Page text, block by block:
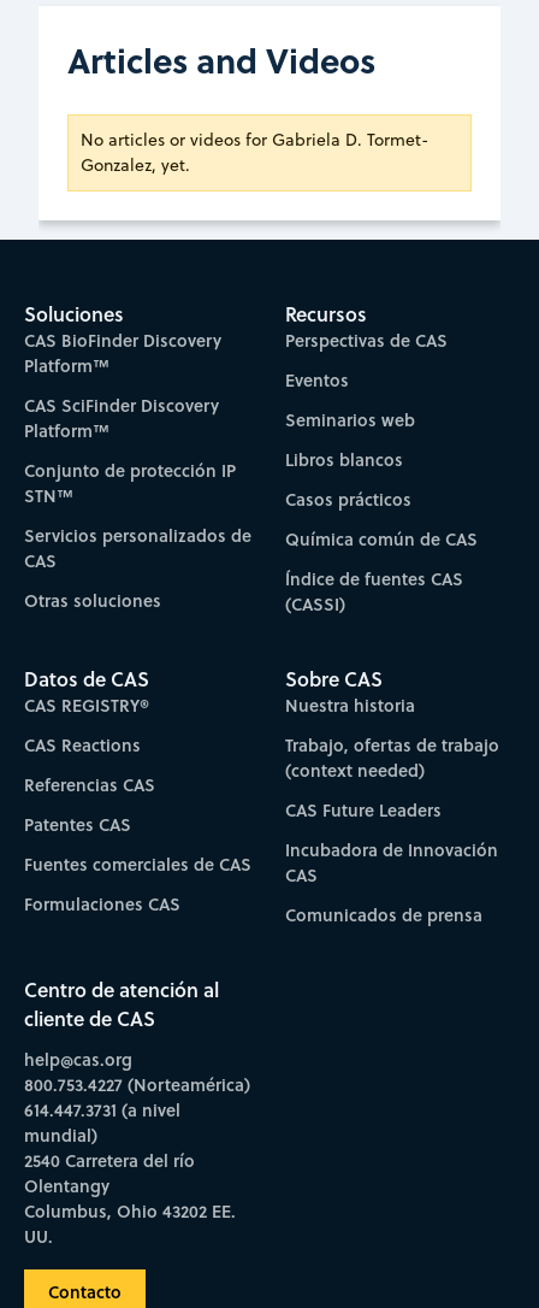
Articles and Videos
No articles or videos for Gabriela D. Tormet-
Gonzalez, yet.
Soluciones
CAS BioFinder Discovery
Platform™
CAS SciFinder Discovery
Platform™
Conjunto de protección IP
STN™
Servicios personalizados de
CAS
Otras soluciones
Recursos
Perspectivas de CAS
Eventos
Seminarios web
Libros blancos
Casos prácticos
Química común de CAS
Índice de fuentes CAS
(CASSI)
Datos de CAS
CAS REGISTRY®
CAS Reactions
Referencias CAS
Patentes CAS
Fuentes comerciales de CAS
Formulaciones CAS
Sobre CAS
Nuestra historia
Trabajo, ofertas de trabajo
(context needed)
CAS Future Leaders
Incubadora de Innovación
CAS
Comunicados de prensa
Centro de atención al
cliente de CAS
help@cas.org
800.753.4227 (Norteamérica)
614.447.3731 (a nivel
mundial)
2540 Carretera del río
Olentangy
Columbus, Ohio 43202 EE.
UU.
Contacto